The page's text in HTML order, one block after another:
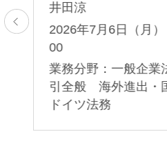
井田涼
2026年7月6日（月
00
業務分野：一般企
引全般 海外進出・
ドイツ法務